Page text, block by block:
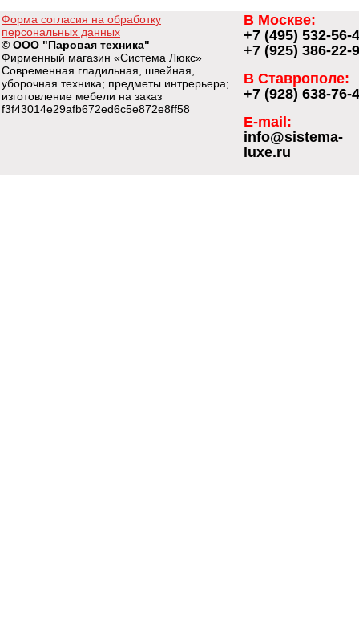
Форма согласия на обработку
персональных данных
© ООО "Паровая техника"
Фирменный магазин «Система Люкс»
Современная гладильная, швейная,
уборочная техника; предметы интрерьера;
изготовление мебели на заказ
f3f43014e29afb672ed6c5e872e8ff58
В Москве:
+7 (495) 532-56-
+7 (925) 386-22-
В Ставрополе:
+7 (928) 638-76-
E-mail:
info@sistema-
luxe.ru